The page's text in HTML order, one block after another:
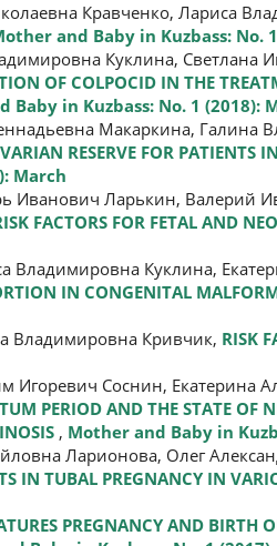
Кравченко, Лариса
and Baby in Kuzbass: No.
Куклина, Светлана
OF COLPOCID IN THE
Baby in Kuzbass: No. 1 (2018):
Макаркина, Галина
RESERVE FOR PATIENTS
March
Иванович Ларькин, Валерий
FACTORS FOR FETAL AND
Куклина,
IN CONGENITAL
Владимировна Кривчик, RISK
Соснин, Екатерина
PERIOD AND THE STATE
, Mother and Baby in
Ларионова, Олег
IN TUBAL PREGNANCY IN
PREGNANCY AND BIRTH